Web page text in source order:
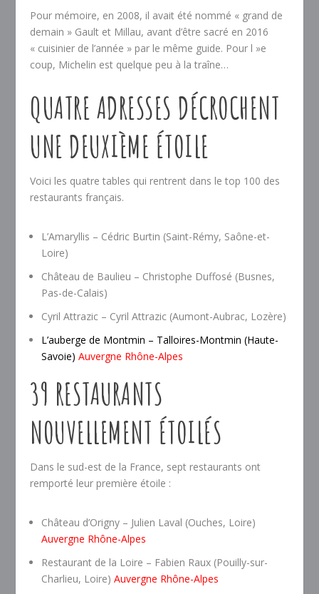
Pour mémoire, en 2008, il avait été nommé « grand de
demain » Gault et Millau, avant d’être sacré en 2016
« cuisinier de l’année » par le même guide. Pour l »e
coup, Michelin est quelque peu à la traîne…
QUATRE ADRESSES DÉCROCHENT
UNE DEUXIÈME ÉTOILE
Voici les quatre tables qui rentrent dans le top 100 des
restaurants français.
L’Amaryllis – Cédric Burtin (Saint-Rémy, Saône-et-
Loire)
Château de Baulieu – Christophe Duffosé (Busnes,
Pas-de-Calais)
Cyril Attrazic – Cyril Attrazic (Aumont-Aubrac, Lozère)
L’auberge de Montmin – Talloires-Montmin (Haute-
Savoie) Auvergne Rhône-Alpes
39 RESTAURANTS
NOUVELLEMENT ÉTOILÉS
Dans le sud-est de la France, sept restaurants ont
remporté leur première étoile :
Château d’Origny – Julien Laval (Ouches, Loire)
Auvergne Rhône-Alpes
Restaurant de la Loire – Fabien Raux (Pouilly-sur-
Charlieu, Loire)Auvergne Rhône-Alpes